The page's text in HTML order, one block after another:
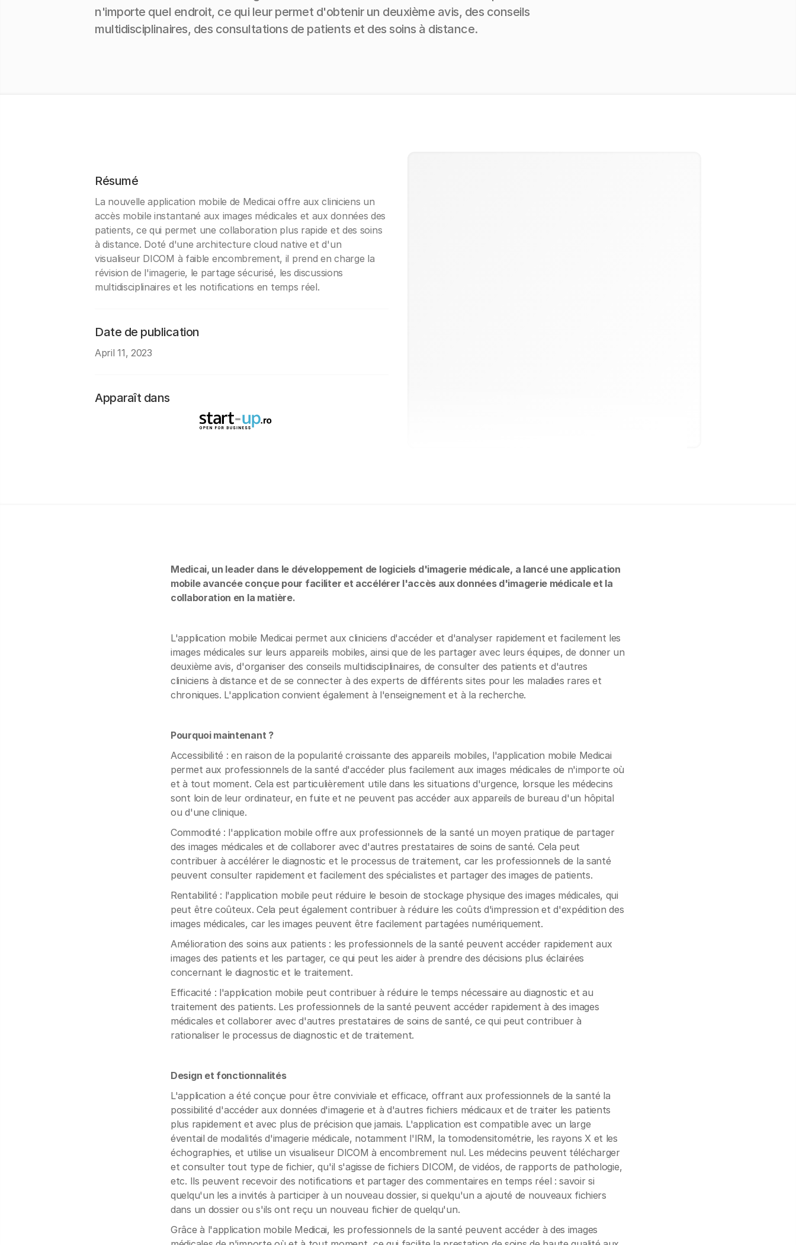
n'importe quel endroit, ce qui leur permet d'obtenir un deuxième avis, des conseils
multidisciplinaires, des consultations de patients et des soins à distance.
Résumé
La nouvelle application mobile de Medicai offre aux cliniciens un
accès mobile instantané aux images médicales et aux données des
patients, ce qui permet une collaboration plus rapide et des soins
à distance. Doté d'une architecture cloud native et d'un
visualiseur DICOM à faible encombrement, il prend en charge la
révision de l'imagerie, le partage sécurisé, les discussions
multidisciplinaires et les notifications en temps réel.
Date de publication
April 11, 2023
Apparaît dans
Medicai, un leader dans le développement de logiciels d'imagerie médicale, a lancé une application
mobile avancée conçue pour faciliter et accélérer l'accès aux données d'imagerie médicale et la
collaboration en la matière.
L'application mobile Medicai permet aux cliniciens d'accéder et d'analyser rapidement et facilement les
images médicales sur leurs appareils mobiles, ainsi que de les partager avec leurs équipes, de donner un
deuxième avis, d'organiser des conseils multidisciplinaires, de consulter des patients et d'autres
cliniciens à distance et de se connecter à des experts de différents sites pour les maladies rares et
chroniques. L'application convient également à l'enseignement et à la recherche.
Pourquoi maintenant ?
Accessibilité : en raison de la popularité croissante des appareils mobiles, l'application mobile Medicai
permet aux professionnels de la santé d'accéder plus facilement aux images médicales de n'importe où
et à tout moment. Cela est particulièrement utile dans les situations d'urgence, lorsque les médecins
sont loin de leur ordinateur, en fuite et ne peuvent pas accéder aux appareils de bureau d'un hôpital
ou d'une clinique.
Commodité : l'application mobile offre aux professionnels de la santé un moyen pratique de partager
des images médicales et de collaborer avec d'autres prestataires de soins de santé. Cela peut
contribuer à accélérer le diagnostic et le processus de traitement, car les professionnels de la santé
peuvent consulter rapidement et facilement des spécialistes et partager des images de patients.
Rentabilité : l'application mobile peut réduire le besoin de stockage physique des images médicales, qui
peut être coûteux. Cela peut également contribuer à réduire les coûts d'impression et d'expédition des
images médicales, car les images peuvent être facilement partagées numériquement.
Amélioration des soins aux patients : les professionnels de la santé peuvent accéder rapidement aux
images des patients et les partager, ce qui peut les aider à prendre des décisions plus éclairées
concernant le diagnostic et le traitement.
Efficacité : l'application mobile peut contribuer à réduire le temps nécessaire au diagnostic et au
traitement des patients. Les professionnels de la santé peuvent accéder rapidement à des images
médicales et collaborer avec d'autres prestataires de soins de santé, ce qui peut contribuer à
rationaliser le processus de diagnostic et de traitement.
Design et fonctionnalités
L'application a été conçue pour être conviviale et efficace, offrant aux professionnels de la santé la
possibilité d'accéder aux données d'imagerie et à d'autres fichiers médicaux et de traiter les patients
plus rapidement et avec plus de précision que jamais. L'application est compatible avec un large
éventail de modalités d'imagerie médicale, notamment l'IRM, la tomodensitométrie, les rayons X et les
échographies, et utilise un visualiseur DICOM à encombrement nul. Les médecins peuvent télécharger
et consulter tout type de fichier, qu'il s'agisse de fichiers DICOM, de vidéos, de rapports de pathologie,
etc. Ils peuvent recevoir des notifications et partager des commentaires en temps réel : savoir si
quelqu'un les a invités à participer à un nouveau dossier, si quelqu'un a ajouté de nouveaux fichiers
dans un dossier ou s'ils ont reçu un nouveau fichier de quelqu'un.
Grâce à l'application mobile Medicai, les professionnels de la santé peuvent accéder à des images